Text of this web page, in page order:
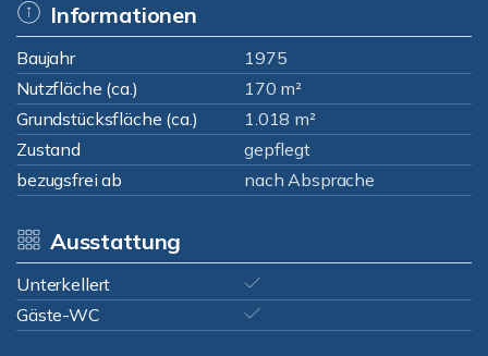
Informationen
Baujahr
1975
Nutzfläche (ca.)
170 m²
Grundstücksfläche (ca.)
1.018 m²
Zustand
gepflegt
bezugsfrei ab
nach Absprache
Ausstattung
Unterkellert
Gäste-WC